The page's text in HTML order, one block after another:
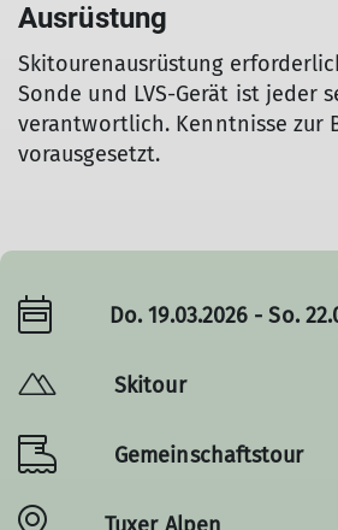
Ausrüstung
Skitourenausrüstung
Sonde und LVS-Gerät ist jeder
verantwortlich. Kenntnisse zur
vorausgesetzt.
Do. 19.03.2026 - So.
Skitour
Gemeinschaftstour
Tuxer Alpen